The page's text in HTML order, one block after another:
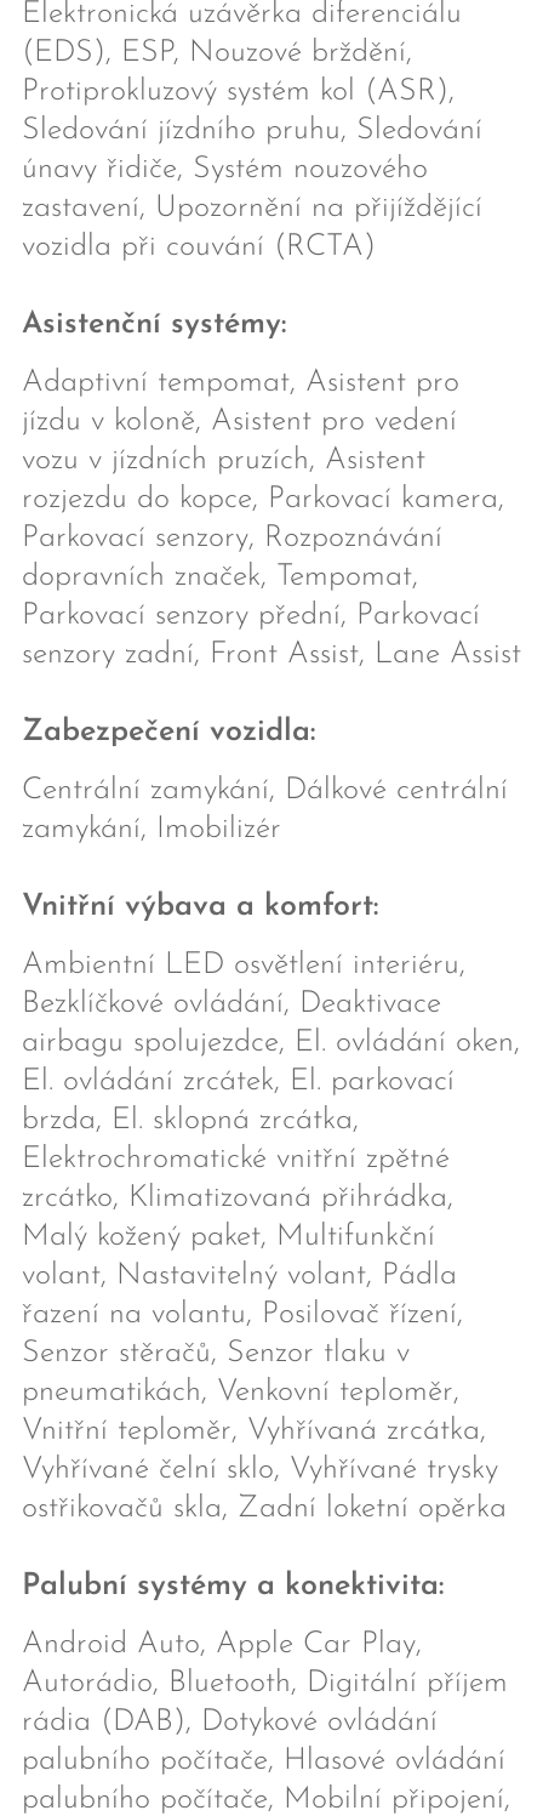
Elektronická uzávěrka diferenciálu
(EDS), ESP, Nouzové brždění,
Protiprokluzový systém kol (ASR),
Sledování jízdního pruhu, Sledování
únavy řidiče, Systém nouzového
zastavení, Upozornění na přijíždějící
vozidla při couvání (RCTA)
Asistenční systémy:
Adaptivní tempomat, Asistent pro
jízdu v koloně, Asistent pro vedení
vozu v jízdních pruzích, Asistent
rozjezdu do kopce, Parkovací kamera,
Parkovací senzory, Rozpoznávání
dopravních značek, Tempomat,
Parkovací senzory přední, Parkovací
senzory zadní, Front Assist, Lane Assist
Zabezpečení vozidla:
Centrální zamykání, Dálkové centrální
zamykání, Imobilizér
Vnitřní výbava a komfort:
Ambientní LED osvětlení interiéru,
Bezklíčkové ovládání, Deaktivace
airbagu spolujezdce, El. ovládání oken,
El. ovládání zrcátek, El. parkovací
brzda, El. sklopná zrcátka,
Elektrochromatické vnitřní zpětné
zrcátko, Klimatizovaná přihrádka,
Malý kožený paket, Multifunkční
volant, Nastavitelný volant, Pádla
řazení na volantu, Posilovač řízení,
Senzor stěračů, Senzor tlaku v
pneumatikách, Venkovní teploměr,
Vnitřní teploměr, Vyhřívaná zrcátka,
Vyhřívané čelní sklo, Vyhřívané trysky
ostřikovačů skla, Zadní loketní opěrka
Palubní systémy a konektivita:
Android Auto, Apple Car Play,
Autorádio, Bluetooth, Digitální příjem
rádia (DAB), Dotykové ovládání
palubního počítače, Hlasové ovládání
palubního počítače, Mobilní připojení,